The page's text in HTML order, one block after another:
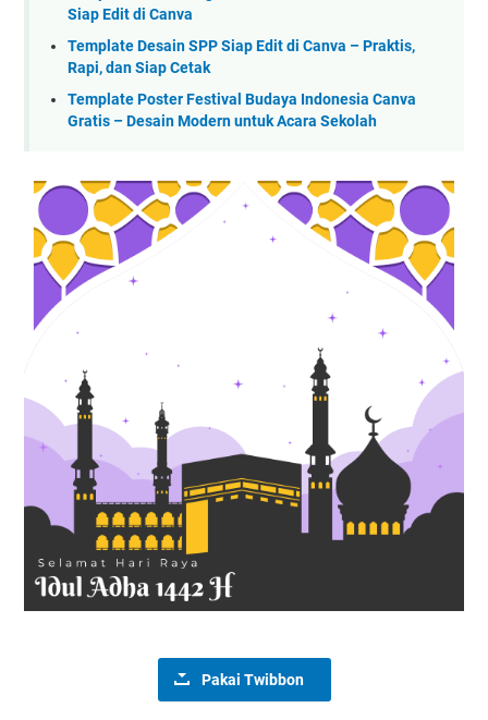
Siap Edit di Canva
Template Desain SPP Siap Edit di Canva – Praktis,
Rapi, dan Siap Cetak
Template Poster Festival Budaya Indonesia Canva
Gratis – Desain Modern untuk Acara Sekolah
Pakai Twibbon